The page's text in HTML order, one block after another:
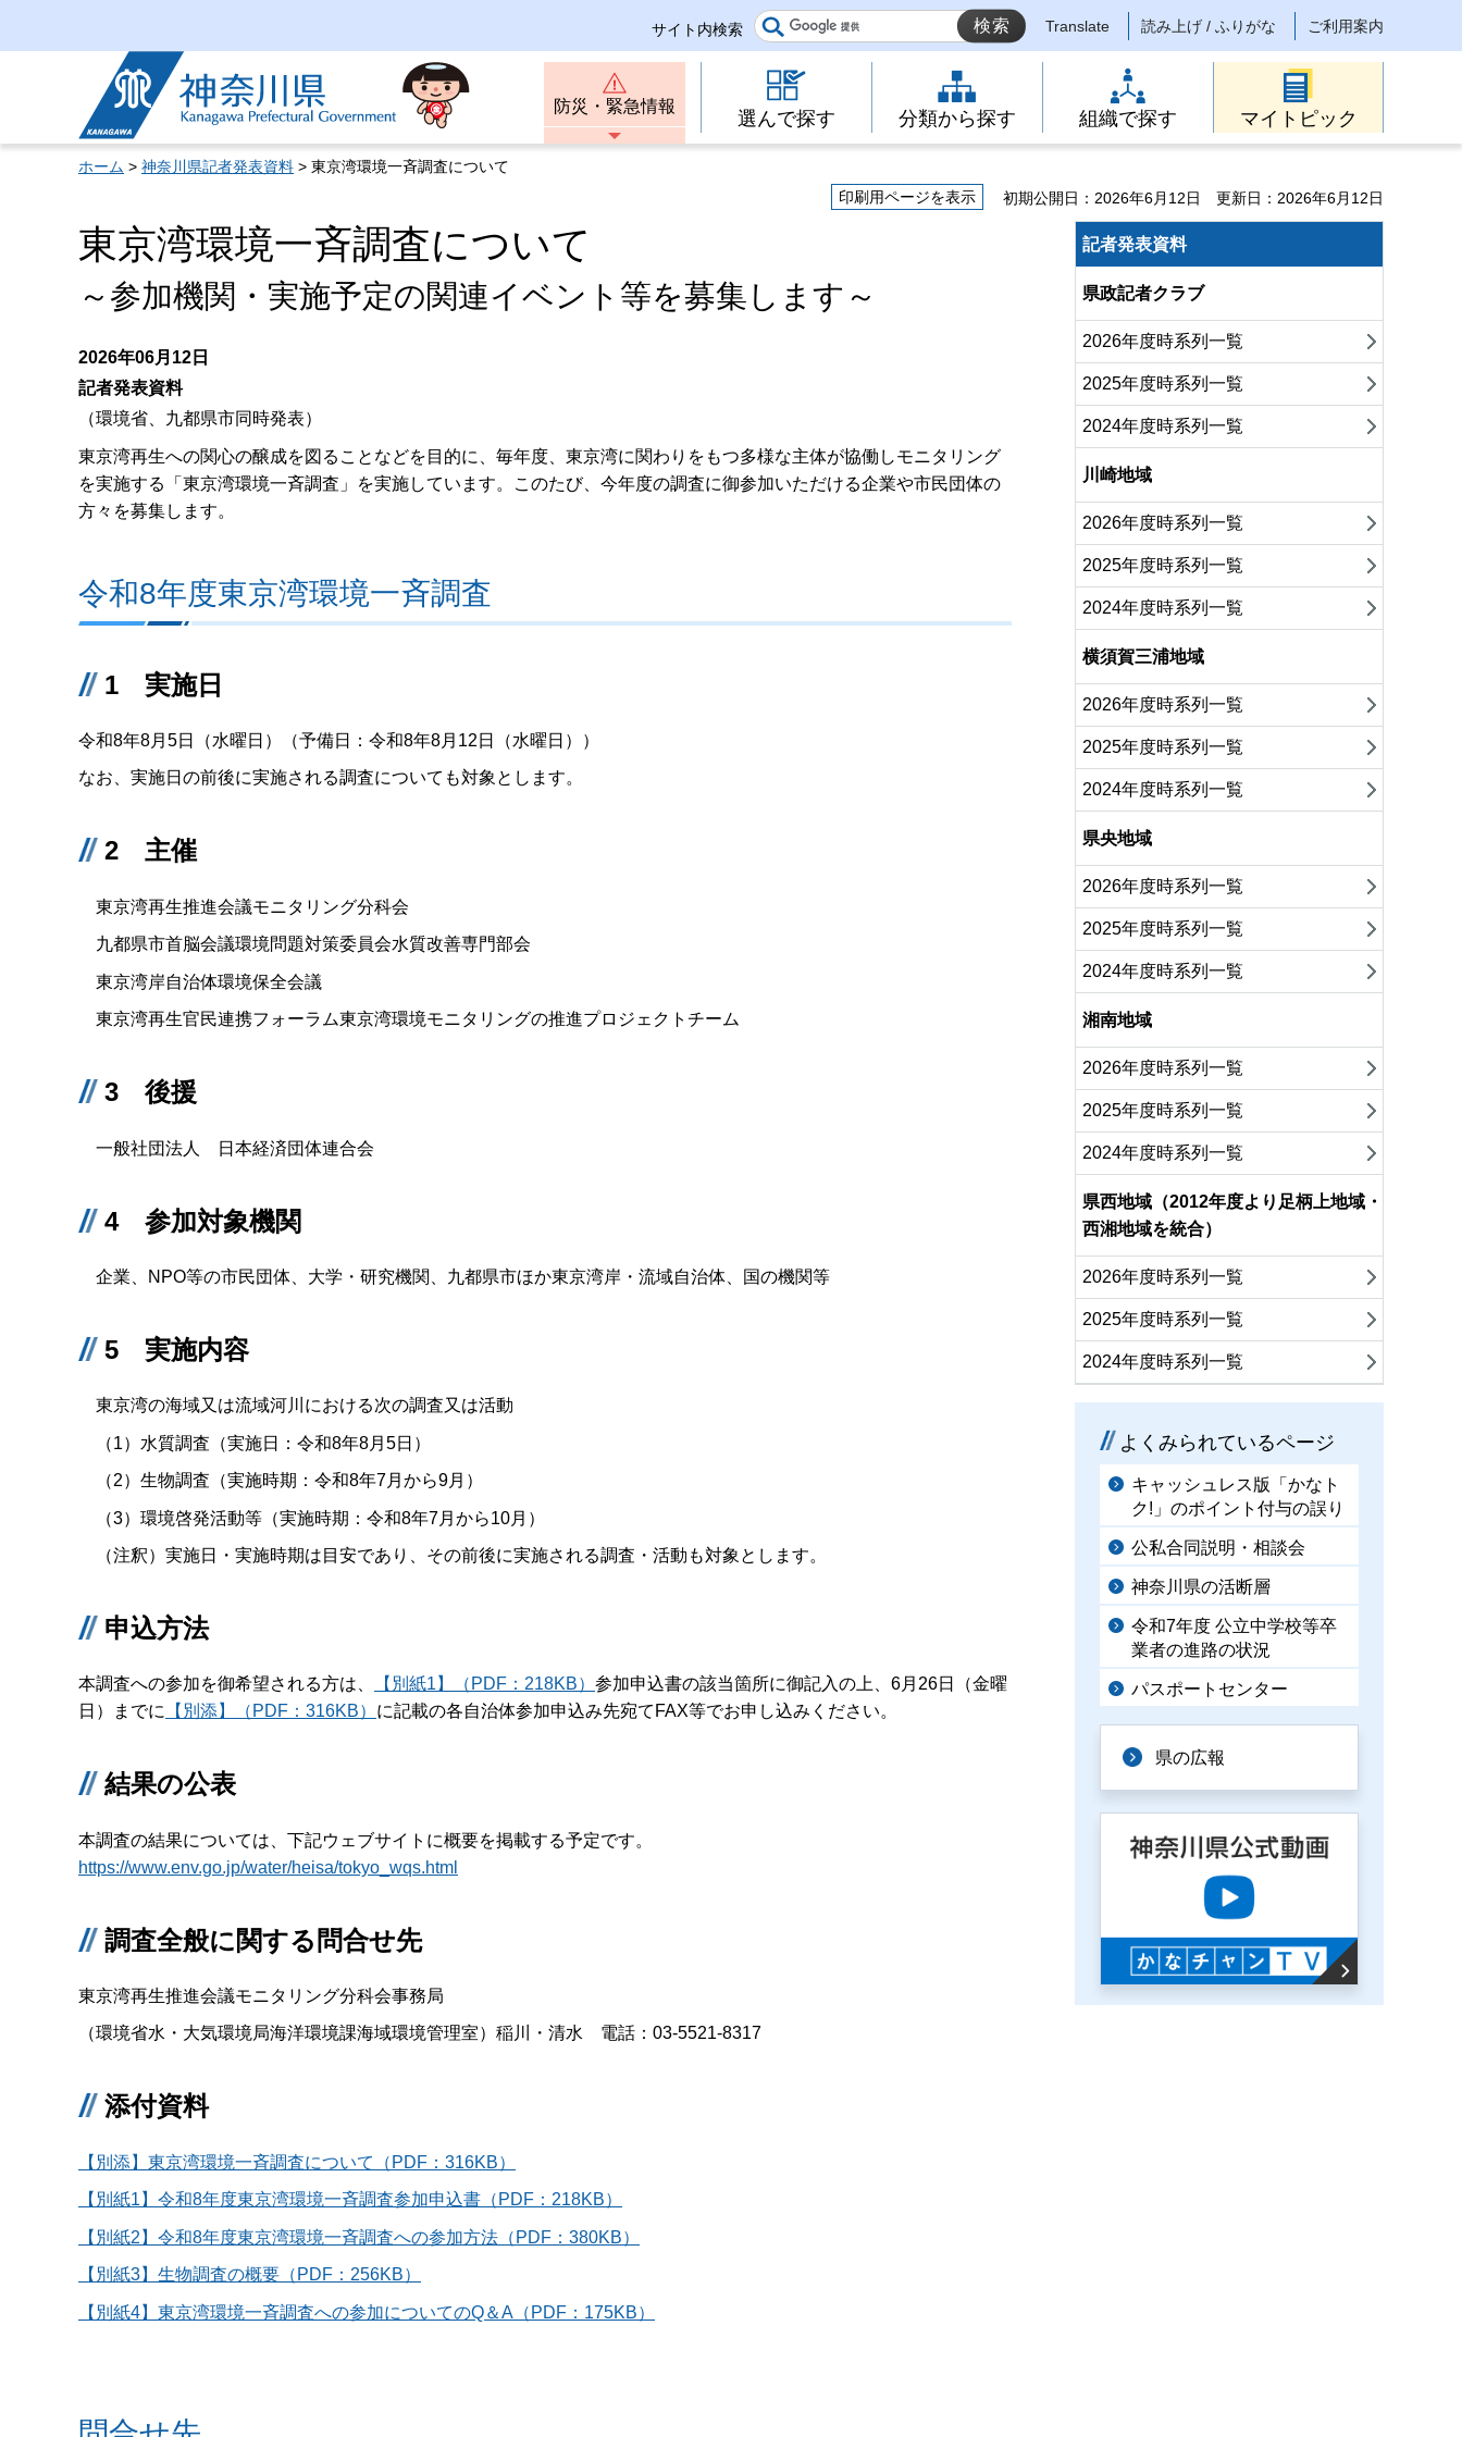
サイト内検索 Translate 読み上げ / ふりがな ご利用案内
神奈川県
防災・緊急情報
選んで探す 分類から探す 組織で探す マイトピック
ホーム > 神奈川県記者発表資料 > 東京湾環境一斉調査について
印刷用ページを表示
初期公開日：2026年6月12日 更新日：2026年6月12日
東京湾環境一斉調査について
～参加機関・実施予定の関連イベント等を募集します～
2026年06月12日
記者発表資料
（環境省、九都県市同時発表）
東京湾再生への関心の醸成を図ることなどを目的に、毎年度、東京湾に関わりをもつ多様な主体が協働しモニタリング
を実施する「東京湾環境一斉調査」を実施しています。このたび、今年度の調査に御参加いただける企業や市民団体の
方々を募集します。
令和8年度東京湾環境一斉調査
1 実施日
令和8年8月5日（水曜日）（予備日：令和8年8月12日（水曜日））
なお、実施日の前後に実施される調査についても対象とします。
2 主催
東京湾再生推進会議モニタリング分科会
九都県市首脳会議環境問題対策委員会水質改善専門部会
東京湾岸自治体環境保全会議
東京湾再生官民連携フォーラム東京湾環境モニタリングの推進プロジェクトチーム
3 後援
一般社団法人 日本経済団体連合会
4 参加対象機関
企業、NPO等の市民団体、大学・研究機関、九都県市ほか東京湾岸・流域自治体、国の機関等
5 実施内容
東京湾の海域又は流域河川における次の調査又は活動
（1）水質調査（実施日：令和8年8月5日）
（2）生物調査（実施時期：令和8年7月から9月）
（3）環境啓発活動等（実施時期：令和8年7月から10月）
（注釈）実施日・実施時期は目安であり、その前後に実施される調査・活動も対象とします。
申込方法
本調査への参加を御希望される方は、 【別紙1】（PDF：218KB） 参加申込書の該当箇所に御記入の上、6月26日（金曜
日）までに 【別添】（PDF：316KB） に記載の各自治体参加申込み先宛てFAX等でお申し込みください。
結果の公表
本調査の結果については、下記ウェブサイトに概要を掲載する予定です。
https://www.env.go.jp/water/heisa/tokyo_wqs.html
調査全般に関する問合せ先
東京湾再生推進会議モニタリング分科会事務局
（環境省水・大気環境局海洋環境課海域環境管理室）稲川・清水 電話：03-5521-8317
添付資料
【別添】東京湾環境一斉調査について（PDF：316KB）
【別紙1】令和8年度東京湾環境一斉調査参加申込書（PDF：218KB）
【別紙2】令和8年度東京湾環境一斉調査への参加方法（PDF：380KB）
【別紙3】生物調査の概要（PDF：256KB）
【別紙4】東京湾環境一斉調査への参加についてのQ＆A（PDF：175KB）
記者発表資料
県政記者クラブ
2026年度時系列一覧
2025年度時系列一覧
2024年度時系列一覧
川崎地域
2026年度時系列一覧
2025年度時系列一覧
2024年度時系列一覧
横須賀三浦地域
2026年度時系列一覧
2025年度時系列一覧
2024年度時系列一覧
県央地域
2026年度時系列一覧
2025年度時系列一覧
2024年度時系列一覧
湘南地域
2026年度時系列一覧
2025年度時系列一覧
2024年度時系列一覧
県西地域（2012年度より足柄上地域・
西湘地域を統合）
2026年度時系列一覧
2025年度時系列一覧
2024年度時系列一覧
よくみられているページ
キャッシュレス版「かなト
ク!」のポイント付与の誤り
公私合同説明・相談会
神奈川県の活断層
令和7年度 公立中学校等卒
業者の進路の状況
パスポートセンター
県の広報